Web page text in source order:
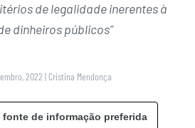
de legalidade inerentes à
dinheiros públicos”
2022 | Cristina Mendonça
fonte de informação preferida